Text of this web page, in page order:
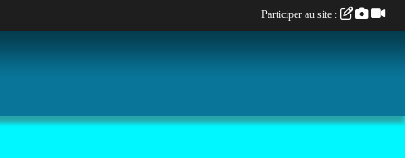
Participer au site :